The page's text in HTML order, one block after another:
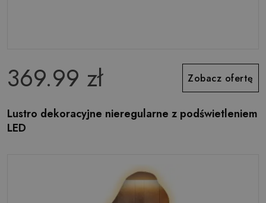
369.99 zł Zobacz ofertę
Lustro dekoracyjne nieregularne z podświetleniem
LED